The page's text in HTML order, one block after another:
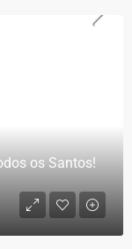
os Santos!